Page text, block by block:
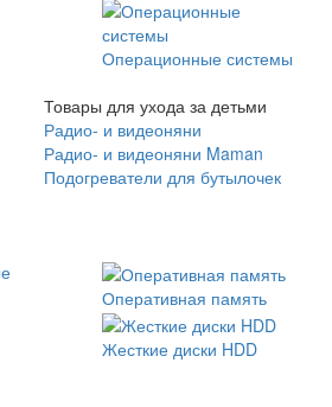
Операционные системы
Товары для ухода за детьми
Радио- и видеоняни
Радио- и видеоняни Maman
Подогреватели для бутылочек
Оперативная память
Жесткие диски HDD